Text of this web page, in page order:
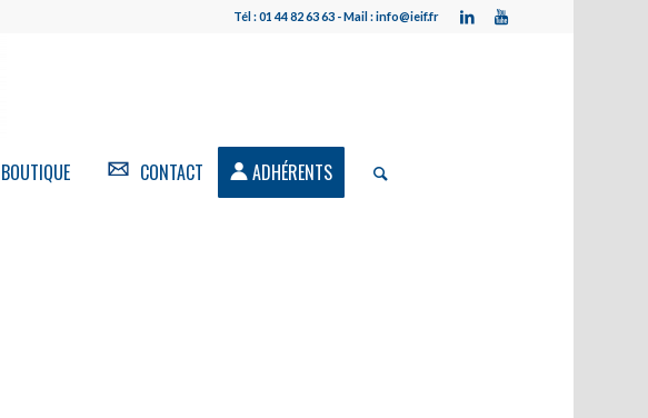
Tél : 01 44 82 63 63 - Mail : info@ieif.fr
BOUTIQUE CONTACT ADHÉRENTS